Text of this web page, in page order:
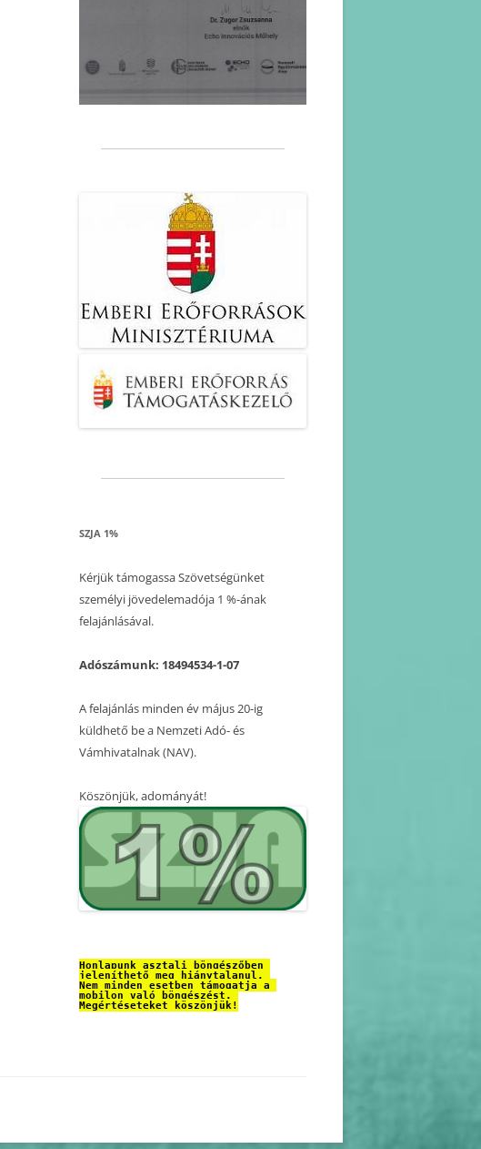
SZJA 1%
Kérjük támogassa Szövetségünket
személyi jövedelemadója 1 %-ának
felajánlásával.
Adószámunk: 18494534-1-07
A felajánlás minden év május 20-ig
küldhető be a Nemzeti Adó- és
Vámhivatalnak (NAV).
Köszönjük, adományát!
Honlapunk asztali böngészőben
jeleníthető meg hiánytalanul.
Nem minden esetben támogatja a
mobilon való böngészést.
Megértéseteket köszönjük!